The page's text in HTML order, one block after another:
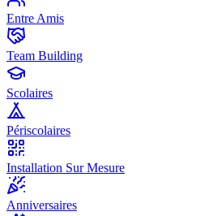
Entre Amis
Team Building
Scolaires
Périscolaires
Installation Sur Mesure
Anniversaires